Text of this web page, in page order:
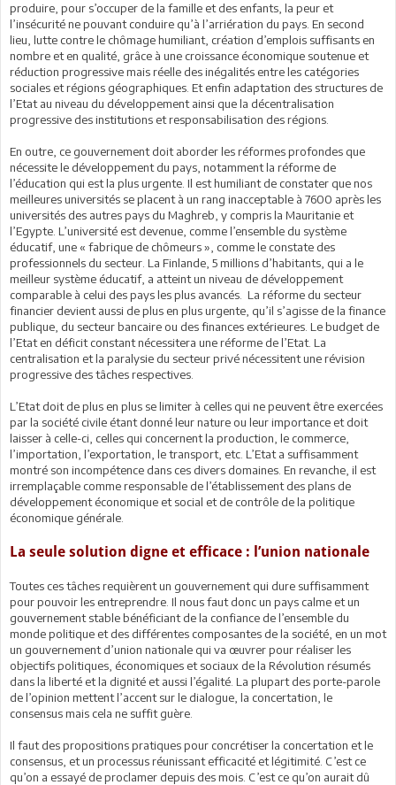
produire, pour s’occuper de la famille et des enfants, la peur et
l’insécurité ne pouvant conduire qu’à l’arriération du pays. En second
lieu, lutte contre le chômage humiliant, création d’emplois suffisants en
nombre et en qualité, grâce à une croissance économique soutenue et
réduction progressive mais réelle des inégalités entre les catégories
sociales et régions géographiques. Et enfin adaptation des structures de
l’Etat au niveau du développement ainsi que la décentralisation
progressive des institutions et responsabilisation des régions.
En outre, ce gouvernement doit aborder les réformes profondes que
nécessite le développement du pays, notamment la réforme de
l’éducation qui est la plus urgente. Il est humiliant de constater que nos
meilleures universités se placent à un rang inacceptable à 7600 après les
universités des autres pays du Maghreb, y compris la Mauritanie et
l’Egypte. L’université est devenue, comme l’ensemble du système
éducatif, une « fabrique de chômeurs », comme le constate des
professionnels du secteur. La Finlande, 5 millions d’habitants, qui a le
meilleur système éducatif, a atteint un niveau de développement
comparable à celui des pays les plus avancés. La réforme du secteur
financier devient aussi de plus en plus urgente, qu’il s’agisse de la finance
publique, du secteur bancaire ou des finances extérieures. Le budget de
l’Etat en déficit constant nécessitera une réforme de l’Etat. La
centralisation et la paralysie du secteur privé nécessitent une révision
progressive des tâches respectives.
L’Etat doit de plus en plus se limiter à celles qui ne peuvent être exercées
par la société civile étant donné leur nature ou leur importance et doit
laisser à celle-ci, celles qui concernent la production, le commerce,
l’importation, l’exportation, le transport, etc. L’Etat a suffisamment
montré son incompétence dans ces divers domaines. En revanche, il est
irremplaçable comme responsable de l’établissement des plans de
développement économique et social et de contrôle de la politique
économique générale.
La seule solution digne et efficace : l’union nationale
Toutes ces tâches requièrent un gouvernement qui dure suffisamment
pour pouvoir les entreprendre. Il nous faut donc un pays calme et un
gouvernement stable bénéficiant de la confiance de l’ensemble du
monde politique et des différentes composantes de la société, en un mot
un gouvernement d’union nationale qui va œuvrer pour réaliser les
objectifs politiques, économiques et sociaux de la Révolution résumés
dans la liberté et la dignité et aussi l’égalité. La plupart des porte-parole
de l’opinion mettent l’accent sur le dialogue, la concertation, le
consensus mais cela ne suffit guère.
Il faut des propositions pratiques pour concrétiser la concertation et le
consensus, et un processus réunissant efficacité et légitimité. C’est ce
qu’on a essayé de proclamer depuis des mois. C’est ce qu’on aurait dû